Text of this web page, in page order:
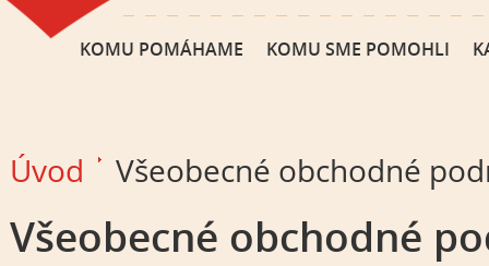
KOMU POMÁHAME KOMU SME POMOHLI
Úvod Všeobecné obchodné
Všeobecné obchodné